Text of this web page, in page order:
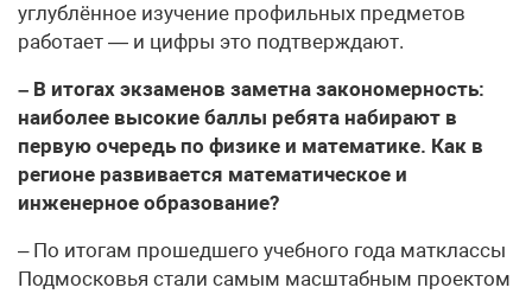
углублённое изучение профильных предметов
работает — и цифры это подтверждают.
– В итогах экзаменов заметна закономерность:
наиболее высокие баллы ребята набирают в
первую очередь по физике и математике. Как в
регионе развивается математическое и
инженерное образование?
– По итогам прошедшего учебного года матклассы
Подмосковья стали самым масштабным проектом